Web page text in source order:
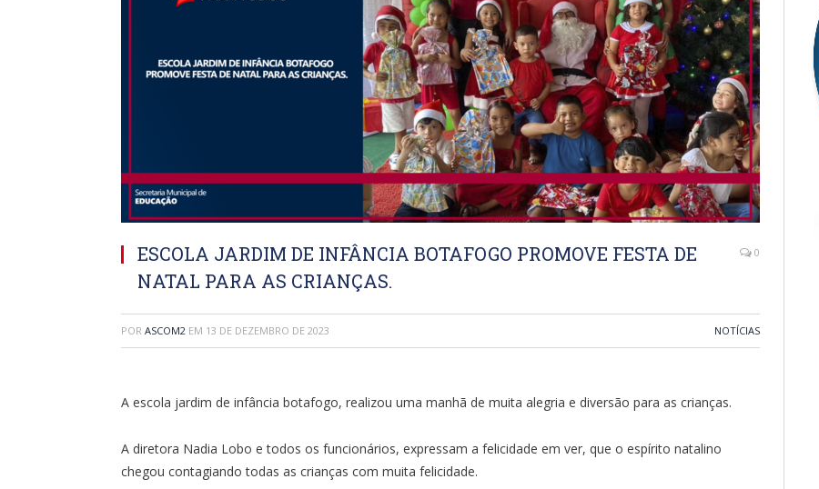
ESCOLA JARDIM DE INFÂNCIA BOTAFOGO PROMOVE FESTA DE
NATAL PARA AS CRIANÇAS.
0
POR ASCOM2 EM 13 DE DEZEMBRO DE 2023 NOTÍCIAS
A escola jardim de infância botafogo, realizou uma manhã de muita alegria e diversão para as crianças.
A diretora Nadia Lobo e todos os funcionários, expressam a felicidade em ver, que o espírito natalino
chegou contagiando todas as crianças com muita felicidade.